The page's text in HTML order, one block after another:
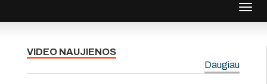
VIDEO NAUJIENOS
Daugiau